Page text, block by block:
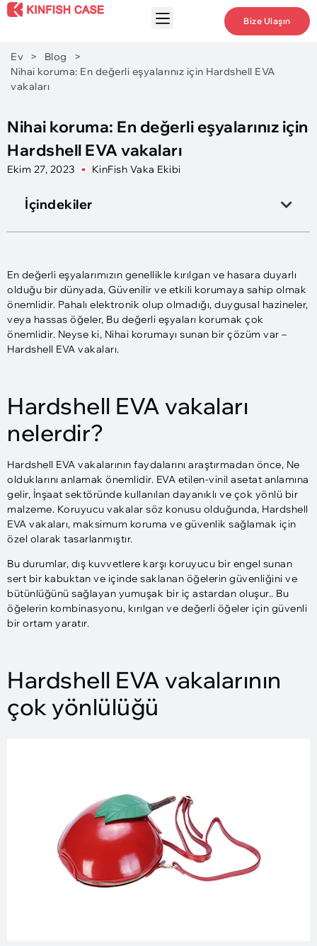
Bize Ulaşın
Ev > Blog
>
Nihai koruma: En değerli eşyalarınız için Hardshell EVA
vakaları
Nihai koruma: En değerli eşyalarınız için
Hardshell EVA vakaları
Ekim 27, 2023 KinFish Vaka Ekibi
İçindekiler
En değerli eşyalarımızın genellikle kırılgan ve hasara duyarlı
olduğu bir dünyada, Güvenilir ve etkili korumaya sahip olmak
önemlidir. Pahalı elektronik olup olmadığı, duygusal hazineler,
veya hassas öğeler, Bu değerli eşyaları korumak çok
önemlidir. Neyse ki, Nihai korumayı sunan bir çözüm var –
Hardshell EVA vakaları.
Hardshell EVA vakaları
nelerdir?
Hardshell EVA vakalarının faydalarını araştırmadan önce, Ne
olduklarını anlamak önemlidir. EVA etilen-vinil asetat anlamına
gelir, İnşaat sektöründe kullanılan dayanıklı ve çok yönlü bir
malzeme. Koruyucu vakalar söz konusu olduğunda, Hardshell
EVA vakaları, maksimum koruma ve güvenlik sağlamak için
özel olarak tasarlanmıştır.
Bu durumlar, dış kuvvetlere karşı koruyucu bir engel sunan
sert bir kabuktan ve içinde saklanan öğelerin güvenliğini ve
bütünlüğünü sağlayan yumuşak bir iç astardan oluşur.. Bu
öğelerin kombinasyonu, kırılgan ve değerli öğeler için güvenli
bir ortam yaratır.
Hardshell EVA vakalarının
çok yönlülüğü